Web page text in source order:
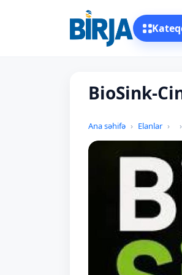
BioSink-
Ana səhifə Elanlar